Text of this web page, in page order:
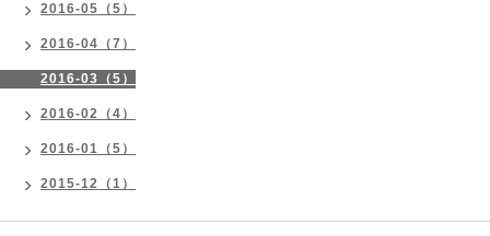
2016-05（5）
2016-04（7）
2016-03（5）
2016-02（4）
2016-01（5）
2015-12（1）